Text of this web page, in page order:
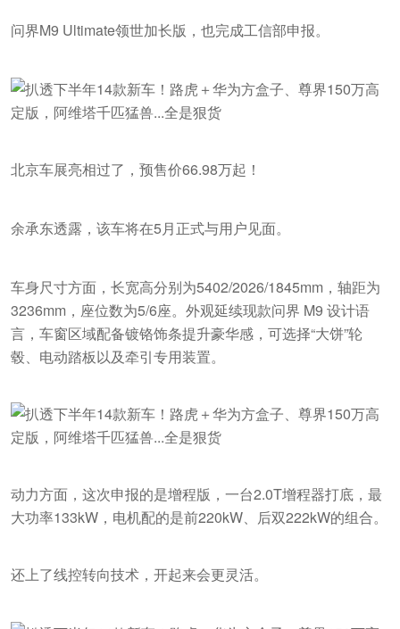
问界M9 Ultimate领世加长版，也完成工信部申报。
北京车展亮相过了，预售价66.98万起！
余承东透露，该车将在5月正式与用户见面。
车身尺寸方面，长宽高分别为5402/2026/1845mm，轴距为
3236mm，座位数为5/6座。外观延续现款问界 M9 设计语
言，车窗区域配备镀铬饰条提升豪华感，可选择“大饼”轮
毂、电动踏板以及牵引专用装置。
动力方面，这次申报的是增程版，一台2.0T增程器打底，最
大功率133kW，电机配的是前220kW、后双222kW的组合。
还上了线控转向技术，开起来会更灵活。